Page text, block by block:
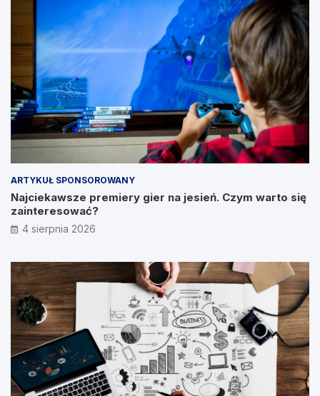
ARTYKUŁ SPONSOROWANY
Najciekawsze premiery gier na jesień. Czym warto się
zainteresować?
4 sierpnia 2026